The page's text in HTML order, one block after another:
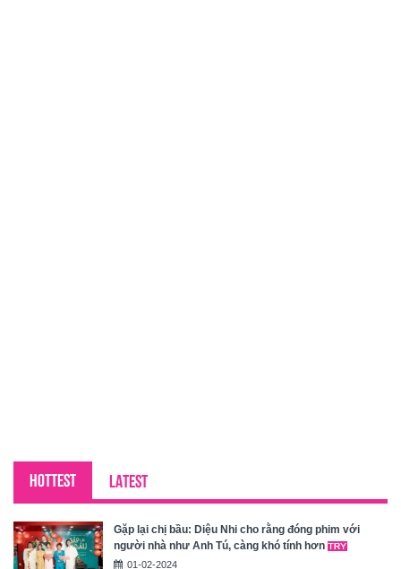
HOTTEST LATEST
Gặp lại chị bầu: Diệu Nhi cho rằng đóng phim với
người nhà như Anh Tú, càng khó tính hơn
01-02-2024